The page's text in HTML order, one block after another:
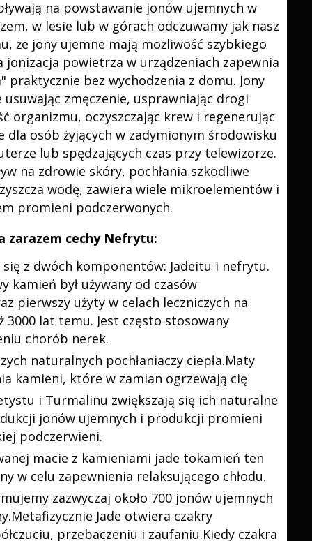
na powstawanie jonów ujemnych w
w lesie lub w górach odczuwamy jak nasz
że jony ujemne mają możliwość szybkiego
powietrza w urządzeniach zapewnia
bez wychodzenia z domu. Jony
zmęczenie, usprawniając drogi
organizmu, oczyszczając krew i regenerując
osób żyjących w zadymionym środowisku
lub spędzających czas przy telewizorze.
na zdrowie skóry, pochłania szkodliwe
wodę, zawiera wiele mikroelementów i
promieni podczerwonych.
zarazem cechy Nefrytu:
się z dwóch komponentów: Jadeitu i nefrytu.
kamień był używany od czasów
pierwszy użyty w celach leczniczych na
lat temu. Jest często stosowany
chorób nerek.
naturalnych pochłaniaczy ciepła.Maty
kamieni, które w zamian ogrzewają cię
i Turmalinu zwiększają się ich naturalne
jonów ujemnych i produkcji promieni
podczerwieni.
macie z kamieniami jade tokamień ten
w celu zapewnienia relaksującego chłodu.
zazwyczaj około 700 jonów ujemnych
Jade otwiera czakry
przebaczeniu i zaufaniu.Kiedy czakra